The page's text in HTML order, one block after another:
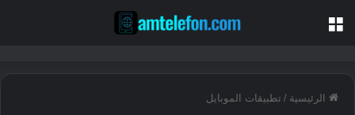
الرئيسية / تطبيقات الموبايل